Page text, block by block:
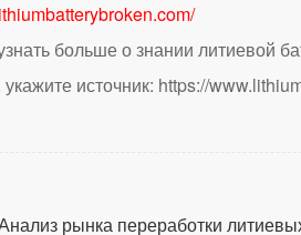
больше о знании литиевой
источник: https://
рынка переработки